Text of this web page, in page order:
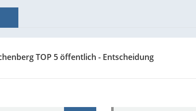
TOP 5 öffentlich - Entscheidung